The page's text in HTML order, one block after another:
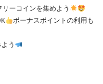
ーコインを集めよう
ボーナスポイントの利用も
う